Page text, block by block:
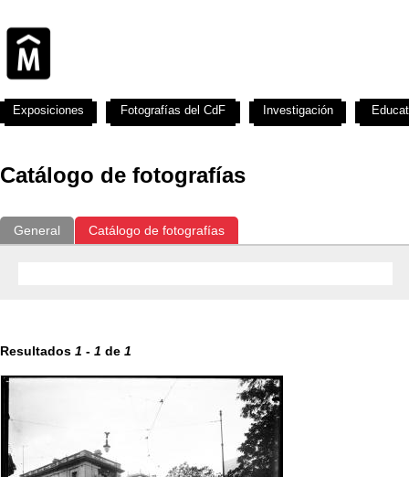
Catálogo de fotografías
General Catálogo de fotografías
Resultados 1 - 1 de 1
Exposiciones Fotografías del CdF Investigación